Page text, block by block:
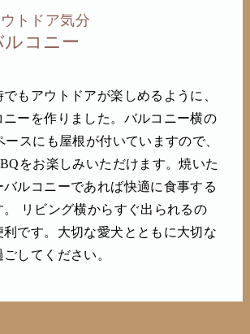
トドア気分
コニー
もアウトドアが楽しめるように、
ニーを作りました。バルコニー横の
スにも屋根が付いていますので、
をお楽しみいただけます。焼いた
ルコニーであれば快適に食事する
。 リビング横からすぐ出られるの
です。大切な愛犬とともに大切な
してください。